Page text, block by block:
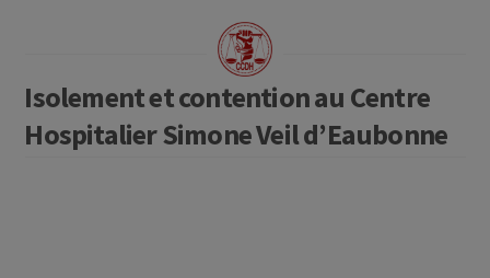
Isolement et contention au Centre
Hospitalier Simone Veil d’Eaubonne